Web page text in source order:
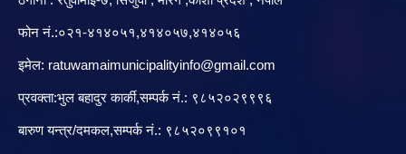
फोन नं.:०२१-४१४०५१,४१४०५७,४१४०५६
इमेल: ratuwamaimunicipalityinfo@gmail.com
प्रवक्ता:भुल बहादुर कार्की,सम्पर्क नं.: ९८५२०२९९९६
बारु‌ण यन्त्र/दमकल,सम्पर्क नं.: ९८५२०९९१०१